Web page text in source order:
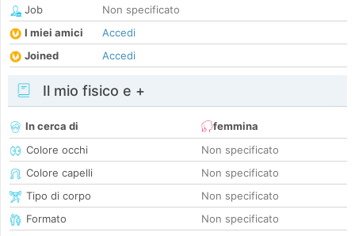
Job
Non specificato
I miei amici
Accedi
Joined
Accedi
Il mio fisico e +
In cerca di
femmina
Colore occhi
Non specificato
Colore capelli
Non specificato
Tipo di corpo
Non specificato
Formato
Non specificato